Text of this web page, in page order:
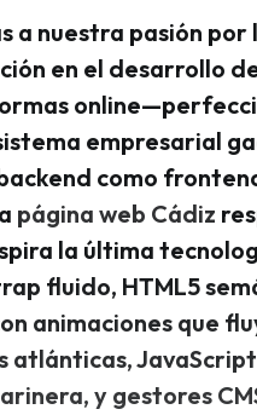
a nuestra pasión por
en el desarrollo
empresarial
como
página web Cádiz
la última
fluido, HTML5
animaciones que
atlánticas,
y gestores